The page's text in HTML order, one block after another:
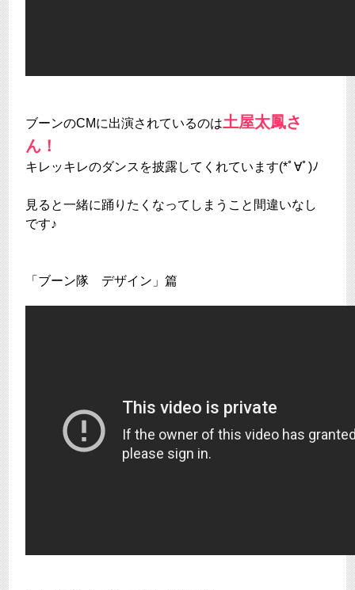
ブーンのCMに出演されているのは土屋太鳳さ
ん！
キレッキレのダンスを披露してくれています(*ﾟ∀ﾟ)ﾉ
見ると一緒に踊りたくなってしまうこと間違いなし
です♪
「ブーン隊 デザイン」篇